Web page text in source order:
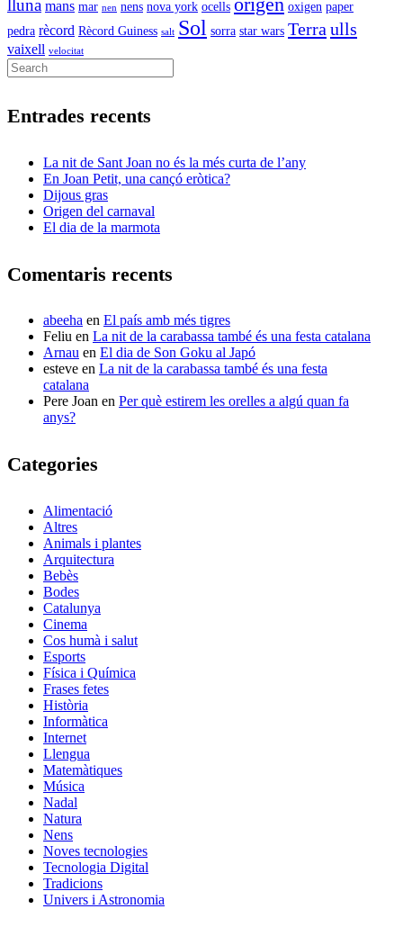
lluna mans mar nen nens nova york ocells oxigen paper
pedra rècord Rècord Guiness salt Sol sorra star wars Terra ulls
vaixell velocitat
Entrades recents
La nit de Sant Joan no és la més curta de l’any
En Joan Petit, una cançó eròtica?
Dijous gras
Origen del carnaval
El dia de la marmota
Comentaris recents
abeeha en El país amb més tigres
Feliu en La nit de la carabassa també és una festa catalana
Arnau en El dia de Son Goku al Japó
esteve en La nit de la carabassa també és una festa
catalana
Pere Joan en Per què estirem les orelles a algú quan fa
anys?
Categories
Alimentació
Altres
Animals i plantes
Arquitectura
Bebès
Bodes
Catalunya
Cinema
Cos humà i salut
Esports
Física i Química
Frases fetes
Història
Informàtica
Internet
Llengua
Matemàtiques
Música
Nadal
Natura
Nens
Noves tecnologies
Tecnologia Digital
Tradicions
Univers i Astronomia